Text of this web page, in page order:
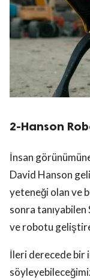
2-Hanson
İnsan
David Hanson
yeteneği olan ve
sonra tanıyabilen
ve robotu
İleri derecede bir